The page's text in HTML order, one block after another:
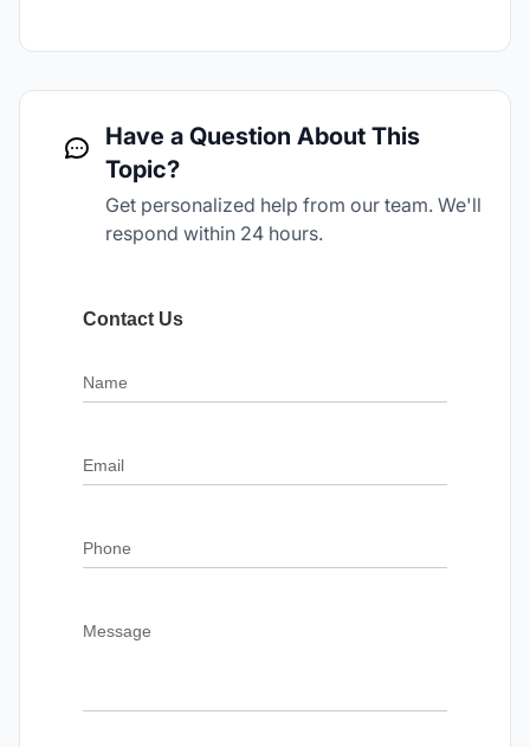
Have a Question About This
Topic?
Get personalized help from our team. We'll
respond within 24 hours.